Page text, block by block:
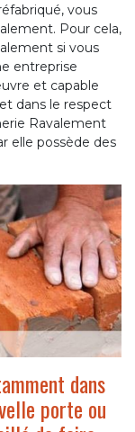
vous
Pour cela,
si vous
entreprise
et capable
dans le respect
Ravalement
elle possède des
dans
porte ou